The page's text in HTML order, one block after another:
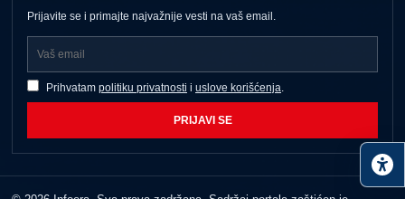
Prijavite se i primajte najvažnije vesti na vaš email.
Prihvatam politiku privatnosti i uslove korišćenja.
PRIJAVI SE